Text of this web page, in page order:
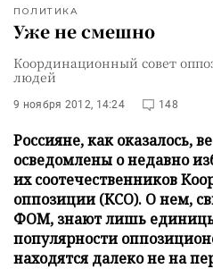
ПОЛИТИКА
Уже не смешно
Координационный совет
людей
9 ноября 2012, 14:24 148
Россияне, как оказалось,
осведомлены о недавно
их соотечественников
оппозиции (КСО). О нем,
ФОМ, знают лишь
популярности
находятся далеко не на